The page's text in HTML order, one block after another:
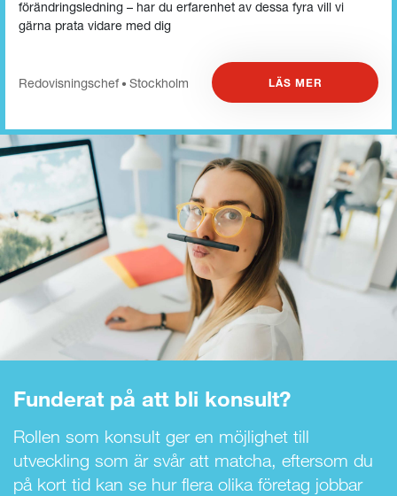
förändringsledning – har du erfarenhet av dessa fyra vill vi
gärna prata vidare med dig
Redovisnings­chef• Stockholm LÄS MER
Funderat på att bli konsult?
Rollen som konsult ger en möjlighet till
utveckling som är svår att matcha, eftersom du
på kort tid kan se hur flera olika företag jobbar